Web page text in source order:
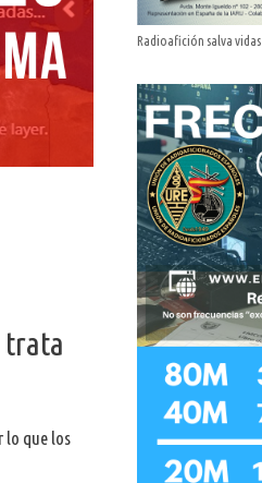
trata
lo que los
Radioafición salva vidas